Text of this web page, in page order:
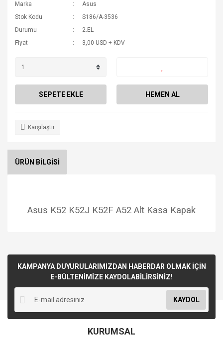
Marka
Asus
Stok Kodu
S186/A-3536
Durumu
2.EL
Fiyat
3,00 USD + KDV
SEPETE EKLE HEMEN AL
Karşılaştır
ÜRÜN BİLGİSİ
Asus K52 K52J K52F A52 Alt Kasa Kapak
KAMPANYA DUYURULARIMIZDAN HABERDAR OLMAK İÇİN
E-BÜLTENİMİZE KAYDOLABİLİRSİNİZ!
KAYDOL
KURUMSAL